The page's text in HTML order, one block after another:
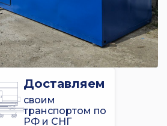
Доставляем
своим
транспортом по
РФ и СНГ